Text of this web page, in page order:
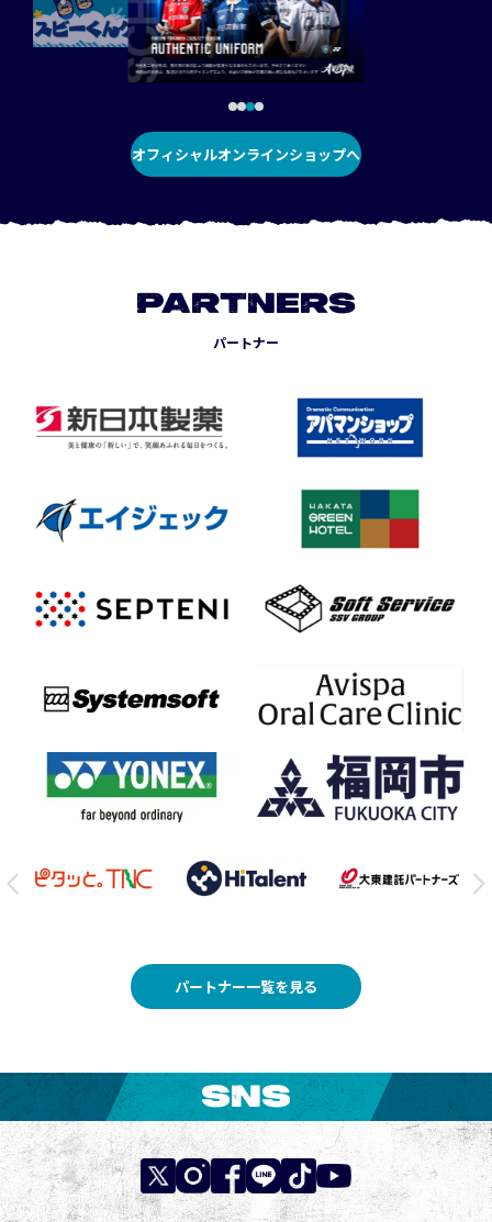
オフィシャルオンラインショップへ
PARTNERS
パートナー
パートナー一覧を見る
SNS